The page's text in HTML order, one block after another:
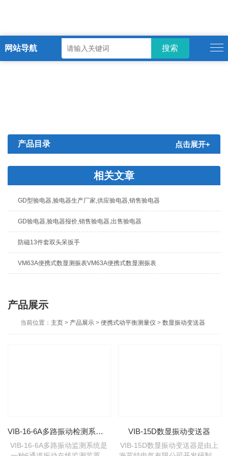
网站导航
产品目录 点击展开+
相关文章
GD型验电器,验电器生产厂家,供应验电器,销售验电器
GD验电器,验电器报价,销售验电器,出售验电器
防磁13件套双头呆扳手
VM63A便携式数显测振表VM63A便携式数显测振表
产品展示
当前位置： 主页 > 产品展示 >便携式动平衡测量仪 >数显振动变送器
VIB-16-6A多路振动检测系统（路数可根据客户要求订制）
VIB-16-6A多路振动监测系统是
VIB-15D数显振动变送器
VIB-15D数显振动变送器是由上